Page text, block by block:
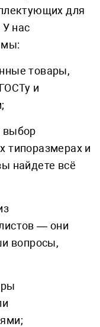
для
нас
мы:
товары,
и
выбор
типоразмерах и
найдете всё
— они
вопросы,